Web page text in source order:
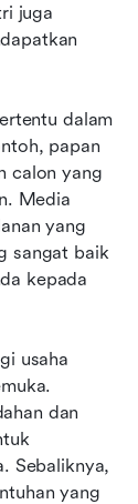
juga
dalam
papan
calon yang
Media
yang
sangat baik
kepada
usaha
dan
Sebaliknya,
yang